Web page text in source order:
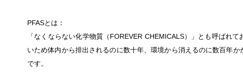
PFASとは：
「なくならない化学物質（FOREVER CHEMICALS）」とも呼ばれ
いため体内から排出されるのに数十年、環境から消えるのに数百年
です。